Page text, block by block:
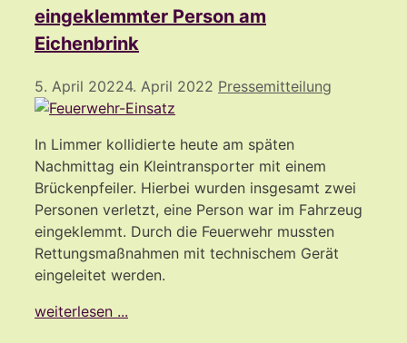
eingeklemmter Person am
Eichenbrink
5. April 20224. April 2022 Pressemitteilung
In Limmer kollidierte heute am späten
Nachmittag ein Kleintransporter mit einem
Brückenpfeiler. Hierbei wurden insgesamt zwei
Personen verletzt, eine Person war im Fahrzeug
eingeklemmt. Durch die Feuerwehr mussten
Rettungsmaßnahmen mit technischem Gerät
eingeleitet werden.
weiterlesen ...